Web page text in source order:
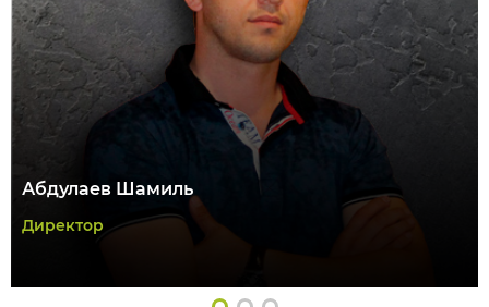
Абдулаев Шамиль
Директор